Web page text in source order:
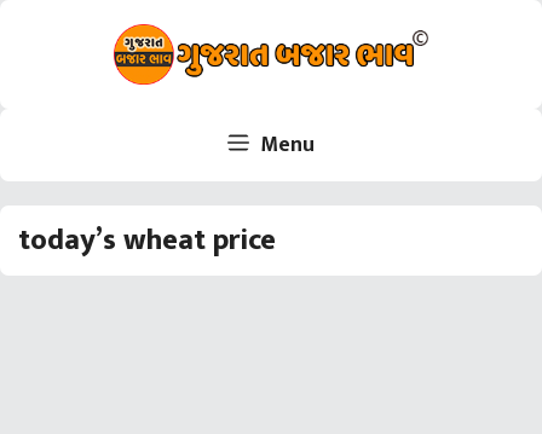
Skip
Menu
today’s wheat price